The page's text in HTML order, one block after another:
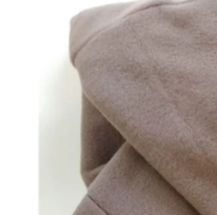
hvězdiček.